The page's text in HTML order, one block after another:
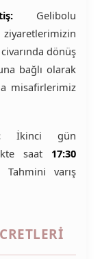
Gelibolu
civarında dönüş
bağlı olarak
misafirlerimiz
İkinci gün
saat 17:30
Tahmini varış